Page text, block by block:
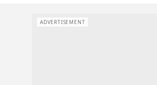
ADVERTISEMENT